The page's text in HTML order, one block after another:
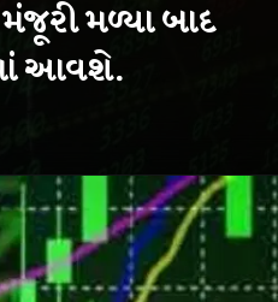
મળ્યા બાદ
આવશે.